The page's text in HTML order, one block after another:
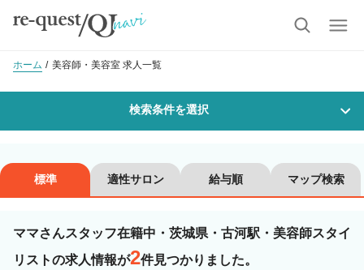
ホーム 美容師・美容室 求人一覧
検索条件を選択
沿線・駅を選択 市区町村を選択
古河
標準 適性サロン 給与順 マップ検索
ママさんスタッフ在籍中・茨城県・古河駅・美容師スタイ
リストの求人情報が2件見つかりました。